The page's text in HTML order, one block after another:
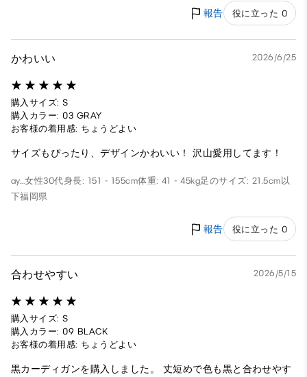
報告 役に立った 0
かわいい 2026/6/25
購入サイズ: S
購入カラー: 03 GRAY
お客様の着用感: ちょうどよい
サイズもぴったり、デザインかわいい！ 沢山愛用してます！
ay...女性30代身長: 151 - 155cm体重: 41 - 45kg足のサイズ: 21.5cm以
下福岡県
報告 役に立った 0
合わせやすい 2026/5/15
購入サイズ: S
購入カラー: 09 BLACK
お客様の着用感: ちょうどよい
黒カーディガンを購入しました。 丈短めで色も黒と合わせやす